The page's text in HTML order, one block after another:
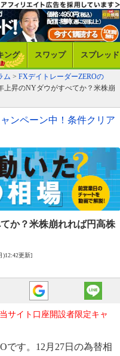
ング スワップ スプレッド
ム > FXデイトレーダーZEROの
上昇のNYダウがすべてか？米株崩
ンペーン中！条件クリア
か？米株崩れれば円高株
)12:42更新]
当サイト口座開設者限定キャ
です。12月27日の為替相